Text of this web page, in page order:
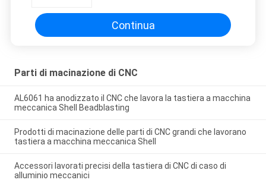
Continua
Parti di macinazione di CNC
AL6061 ha anodizzato il CNC che lavora la tastiera a macchina
meccanica Shell Beadblasting
Prodotti di macinazione delle parti di CNC grandi che lavorano
tastiera a macchina meccanica Shell
Accessori lavorati precisi della tastiera di CNC di caso di
alluminio meccanici